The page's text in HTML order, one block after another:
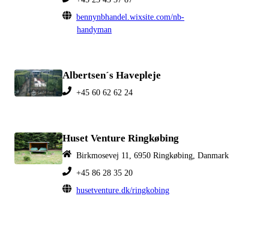
bennynbhandel.wixsite.com/nb-
handyman
Albertsen´s Havepleje
+45 60 62 62 24
Huset Venture Ringkøbing
Birkmosevej 11, 6950 Ringkøbing, Danmark
+45 86 28 35 20
husetventure.dk/ringkobing